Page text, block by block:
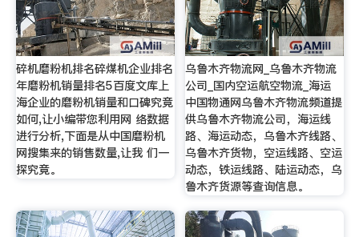
碎机磨粉机排名碎煤机企业排名
年磨粉机销量排名5百度文库上
海企业的磨粉机销量和口碑究竟
如何,让小编带您利用网 络数据
进行分析,下面是从中国磨粉机
网搜集来的销售数量,让我 们一
探究竟。
乌鲁木齐物流网_乌鲁木齐物流
公司_国内空运航空物流_海运
中国物通网乌鲁木齐物流频道提
供乌鲁木齐物流公司，海运线
路、海运动态，乌鲁木齐线路、
乌鲁木齐货物，空运线路、空运
动态，铁运线路、陆运动态，乌
鲁木齐货源等查询信息。